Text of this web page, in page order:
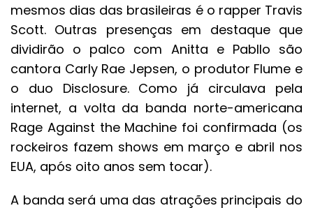
mesmos dias das brasileiras é o rapper Travis
Scott. Outras presenças em destaque que
dividirão o palco com Anitta e Pabllo são
cantora Carly Rae Jepsen, o produtor Flume e
o duo Disclosure. Como já circulava pela
internet, a volta da banda norte-americana
Rage Against the Machine foi confirmada (os
rockeiros fazem shows em março e abril nos
EUA, após oito anos sem tocar).
A banda será uma das atrações principais do